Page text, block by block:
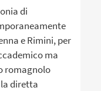
di
e Rimini, per
ma
romagnolo
diretta